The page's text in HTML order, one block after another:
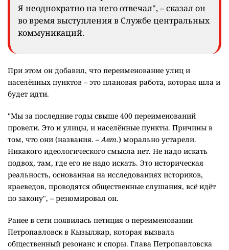
Я неоднократно на него отвечал", – сказал он
во время выступления в Службе центральных
коммуникаций.
При этом он добавил, что переименование улиц и
населённых пунктов – это плановая работа, которая шла и
будет идти.
"Мы за последние годы свыше 400 переименований
провели. Это и улицы, и населённые пункты. Причины в
том, что они (названия. –Авт.) морально устарели.
Никакого идеологического смысла нет. Не надо искать
подвох, там, где его не надо искать. Это историческая
реальность, основанная на исследованиях историков,
краеведов, проводятся общественные слушания, всё идёт
по закону", – резюмировал он.
Ранее в сети появилась петиция о переименовании
Петропавловск в Кызылжар, которая вызвала
общественный резонанс и споры. Глава Петропавловска